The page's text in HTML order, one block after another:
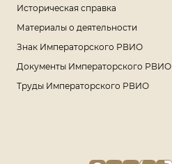
Историческая справка
Материалы о деятельности
Знак Императорского РВИО
Документы Императорского РВИО
Труды Императорского РВИО